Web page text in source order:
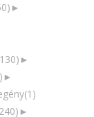
►
►
►
(1)
►